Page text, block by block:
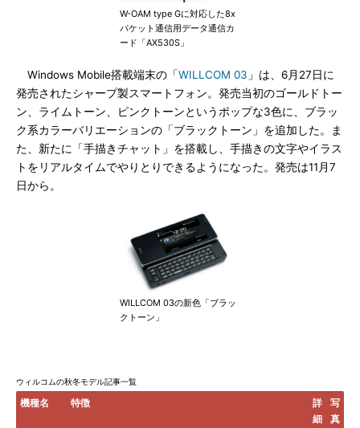
W-OAM type Gに対応した8x
パケット通信用データ通信カ
ード「AX530S」
Windows Mobile搭載端末の「WILLCOM 03 」は、6月27日に
発売されたシャープ製スマートフォン。発売当初のゴールドトー
ン、ライムトーン、ピンクトーンというポップな3色に、ブラッ
ク系カラーバリエーションの「ブラックトーン」を追加した。ま
た、新たに「手描きチャット」を搭載し、手描きの文字やイラス
トをリアルタイムでやりとりできるようになった。発売は11月7
日から。
WILLCOM 03の新色「ブラッ
クトーン」
ウィルコムの秋冬モデル記事一覧
機種名 特徴
詳
細
写
真